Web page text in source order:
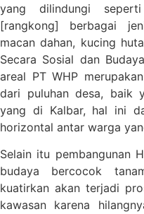
yang dilindungi
[rangkong] berbagai
macan dahan, kucing
Secara Sosial dan
areal PT WHP
dari puluhan desa, baik
yang di Kalbar, hal ini
horizontal antar warga
Selain itu pembangunan
budaya bercocok
kuatirkan akan terjadi
kawasan karena